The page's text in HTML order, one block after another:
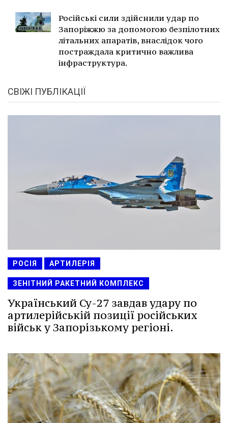
Російські сили здійснили удар по
Запоріжжю за допомогою безпілотних
літальних апаратів, внаслідок чого
постраждала критично важлива
інфраструктура.
СВІЖІ ПУБЛІКАЦІЇ
РОСІЯ АРТИЛЕРІЯ
ЗЕНІТНИЙ РАКЕТНИЙ КОМПЛЕКС
Український Су-27 завдав удару по
артилерійській позиції російських
військ у Запорізькому регіоні.